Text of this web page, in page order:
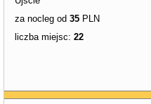
za nocleg od 35 PLN
liczba miejsc: 22